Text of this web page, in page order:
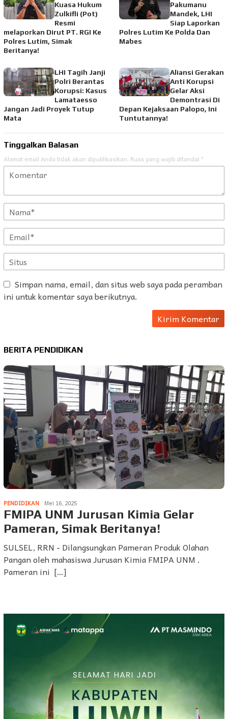
Kuasa Hukum
Zulkifli (Pot)
Resmi
melaporkan Dirut PT. RGI Ke
Polres Lutim, Simak
Beritanya!
Pakumanu
Mandek, LHI
Siap Laporkan
Polres Lutim Ke Polda Dan
Mabes
LHI Tagih Janji
Polri Berantas
Korupsi: Kasus
Lamataesso
Jangan Jadi Proyek Tutup
Mata
Aliansi Gerakan
Anti Korupsi
Gelar Aksi
Demontrasi Di
Depan Kejaksaan Palopo, Ini
Tuntutannya!
Tinggalkan Balasan
Alamat email Anda tidak akan dipublikasikan. Ruas yang wajib ditandai *
Simpan nama, email, dan situs web saya pada peramban
ini untuk komentar saya berikutnya.
BERITA PENDIDIKAN
PENDIDIKAN Mei 16, 2025
FMIPA UNM Jurusan Kimia Gelar
Pameran, Simak Beritanya!
SULSEL, RRN - Dilangsungkan Pameran Produk Olahan
Pangan oleh mahasiswa Jurusan Kimia FMIPA UNM .
Pameran ini […]